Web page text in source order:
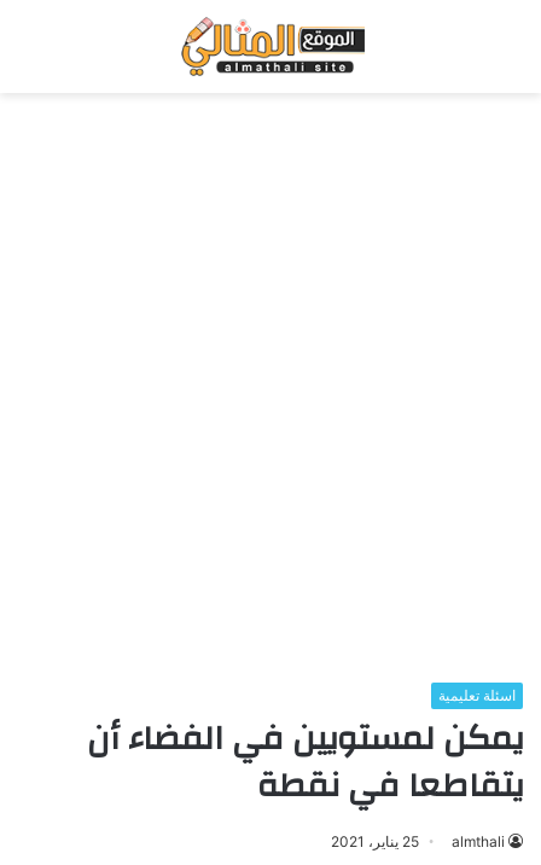
اسئلة تعليمية
يمكن لمستويين في الفضاء أن
يتقاطعا في نقطة
almthali 25 يناير، 2021